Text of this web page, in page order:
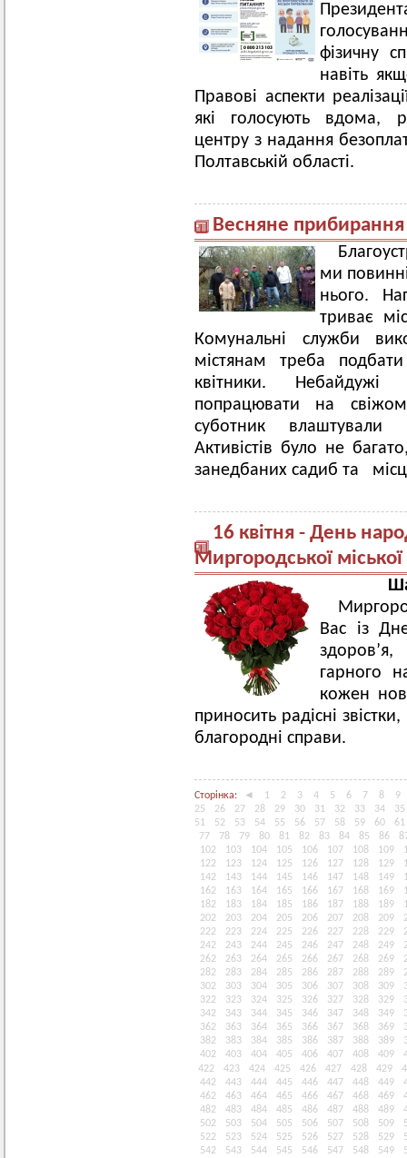
фізичну
навіть
Правові аспекти
які голосують вдома,
центру з надання
Полтавській області.
Весняне
ми
нього.
триває
Комунальні служби
містянам треба
квітники. Небайдужі
попрацювати на
суботник влаштували
Активістів було не
занедбаних садиб та
16 квітня - День
Миргородської
Вас із
гарного
кожен
приносить радісні
благородні справи.
Сторінка: ◄ 1 2 3 4 5 6 7 8
9
25
26 27 28 29 30 31 32 33 34
35
51
52 53 54 55 56 57 58 59 60
61
77
78 79 80 81 82 83 84 85 86
102
103 104 105 106 107 108 109
122
123 124 125 126 127 128 129
142
143 144 145 146 147 148 149
162
163 164 165 166 167 168 169
182
183 184 185 186 187 188 189
202
203 204 205 206 207 208 209
222
223 224 225 226 227 228 229
242
243 244 245 246 247 248 249
262
263 264 265 266 267 268 269
282
283 284 285 286 287 288 289
302
303 304 305 306 307 308 309
322
323 324 325 326 327 328 329
342
343 344 345 346 347 348 349
362
363 364 365 366 367 368 369
382
383 384 385 386 387 388 389
402
403 404 405 406 407 408 409
422
423 424 425 426 427 428 429
442
443 444 445 446 447 448 449
462
463 464 465 466 467 468 469
482
483 484 485 486 487 488 489
502
503 504 505 506 507 508 509
522
523 524 525 526 527 528 529
542
543 544 545 546 547 548 549